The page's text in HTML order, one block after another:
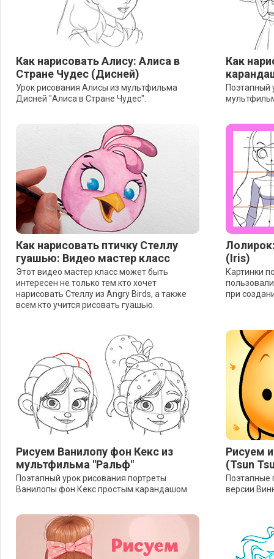
Как нарисовать Алису: Алиса в
Стране Чудес (Дисней)
Урок рисования Алисы из мультфильма
Дисней "Алиса в Стране Чудес".
Как
Поэтапный
Как нарисовать птичку Стеллу
гуашью: Видео мастер класс
Этот видео мастер класс может быть
интересен не только тем кто хочет
нарисовать Стеллу из Angry Birds, а также
всем кто учится рисовать гуашью.
(Iris)
Картинки
при
Рисуем Ванилопу фон Кекс из
мультфильма "Ральф"
Поэтапный урок рисования портреты
Ванилопы фон Кекс простым карандашом.
Рисуем
(Tsun
Поэтапные
версии